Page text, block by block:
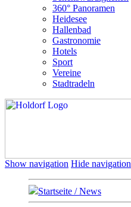
360° Panoramen
Heidesee
Hallenbad
Gastronomie
Hotels
Sport
Vereine
Stadtradeln
Show navigation Hide navigation
Startseite / News